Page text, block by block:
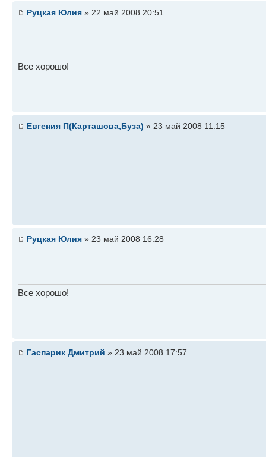
Руцкая Юлия » 22 май 2008 20:51
Все хорошо!
Евгения П(Карташова,Буза) » 23 май 2008 11:15
Руцкая Юлия » 23 май 2008 16:28
Все хорошо!
Гаспарик Дмитрий » 23 май 2008 17:57